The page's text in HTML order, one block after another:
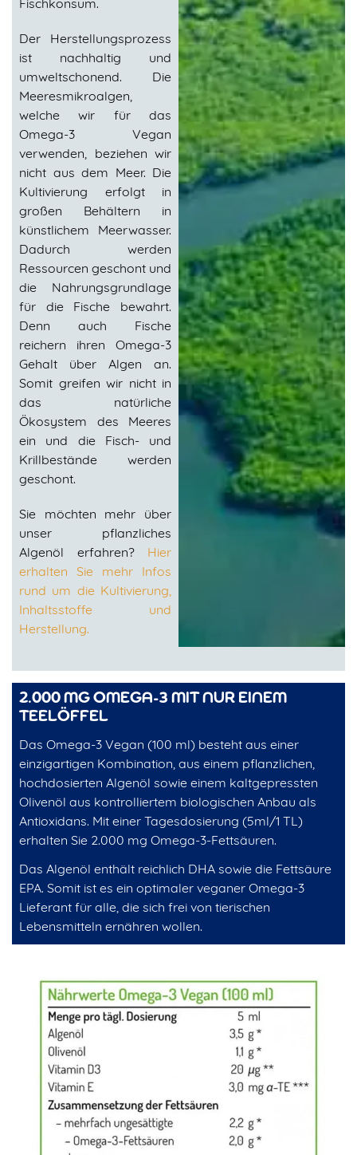
Fischkonsum.
Der Herstellungsprozess
ist nachhaltig und
umweltschonend. Die
Meeresmikroalgen,
welche wir für das
Omega-3 Vegan
verwenden, beziehen wir
nicht aus dem Meer. Die
Kultivierung erfolgt in
großen Behältern in
künstlichem Meerwasser.
Dadurch werden
Ressourcen geschont und
die Nahrungsgrundlage
für die Fische bewahrt.
Denn auch Fische
reichern ihren Omega-3
Gehalt über Algen an.
Somit greifen wir nicht in
das natürliche
Ökosystem des Meeres
ein und die Fisch- und
Krillbestände werden
geschont.
Sie möchten mehr über
unser pflanzliches
Algenöl erfahren?
Hier
erhalten Sie mehr Infos
rund um die Kultivierung,
Inhaltsstoffe und
Herstellung.
2.000 MG OMEGA-3 MIT NUR EINEM
TEELÖFFEL
Das Omega-3 Vegan (100 ml) besteht aus einer
einzigartigen Kombination, aus einem pflanzlichen,
hochdosierten Algenöl sowie einem kaltgepressten
Olivenöl aus kontrolliertem biologischen Anbau als
Antioxidans. Mit einer Tagesdosierung (5ml/1 TL)
erhalten Sie 2.000 mg Omega-3-Fettsäuren.
Das Algenöl enthält reichlich DHA sowie die Fettsäure
EPA. Somit ist es ein optimaler veganer Omega-3
Lieferant für alle, die sich frei von tierischen
Lebensmitteln ernähren wollen.